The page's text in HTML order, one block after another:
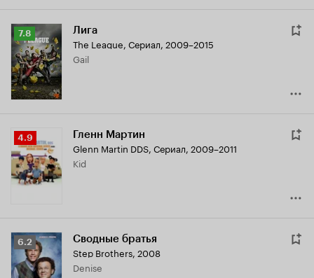
Рейтинг
Кинопоиска
7.8
7.8 Лига
The League, Сериал, 2009–2015
Gail
Рейтинг
Кинопоиска
4.9
4.9 Гленн Мартин
Glenn Martin DDS, Сериал, 2009–2011
Kid
Рейтинг
Кинопоиска
6.2
6.2 Сводные братья
Step Brothers, 2008
Denise